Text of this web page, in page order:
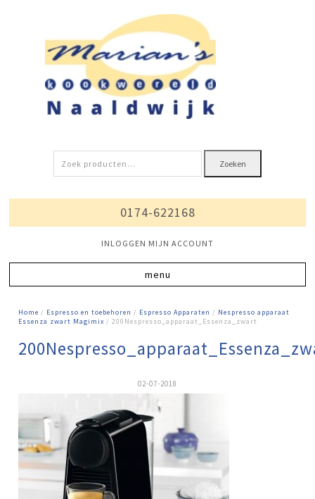
Zoeken
naar:
Zoeken
0174-622168
INLOGGEN MIJN ACCOUNT
Home / Espresso en toebehoren / Espresso Apparaten / Nespresso apparaat
Essenza zwart Magimix / 200Nespresso_apparaat_Essenza_zwart
02-07-2018